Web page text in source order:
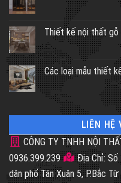
Thiết kế nội thất gỗ
Các loại mẫu thiết
LIÊN HỆ
CÔNG TY TNHH NỘI
0936.399.239
Địa Chỉ: Số
dân phố Tân Xuân 5, P.Bắc